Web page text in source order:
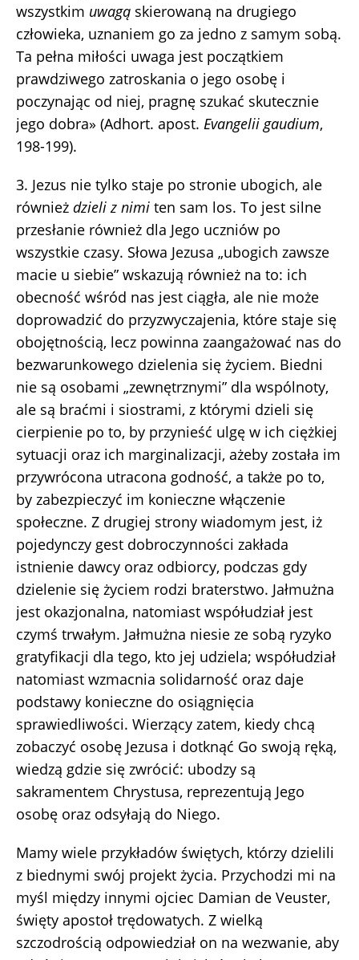
wszystkim uwagą skierowaną na drugiego
człowieka, uznaniem go za jedno z samym sobą.
Ta pełna miłości uwaga jest początkiem
prawdziwego zatroskania o jego osobę i
poczynając od niej, pragnę szukać skutecznie
jego dobra» (Adhort. apost. Evangelii gaudium,
198-199).
3. Jezus nie tylko staje po stronie ubogich, ale
również dzieli z nimi ten sam los. To jest silne
przesłanie również dla Jego uczniów po
wszystkie czasy. Słowa Jezusa „ubogich zawsze
macie u siebie” wskazują również na to: ich
obecność wśród nas jest ciągła, ale nie może
doprowadzić do przyzwyczajenia, które staje się
obojętnością, lecz powinna zaangażować nas do
bezwarunkowego dzielenia się życiem. Biedni
nie są osobami „zewnętrznymi” dla wspólnoty,
ale są braćmi i siostrami, z którymi dzieli się
cierpienie po to, by przynieść ulgę w ich ciężkiej
sytuacji oraz ich marginalizacji, ażeby została im
przywrócona utracona godność, a także po to,
by zabezpieczyć im konieczne włączenie
społeczne. Z drugiej strony wiadomym jest, iż
pojedynczy gest dobroczynności zakłada
istnienie dawcy oraz odbiorcy, podczas gdy
dzielenie się życiem rodzi braterstwo. Jałmużna
jest okazjonalna, natomiast współudział jest
czymś trwałym. Jałmużna niesie ze sobą ryzyko
gratyfikacji dla tego, kto jej udziela; współudział
natomiast wzmacnia solidarność oraz daje
podstawy konieczne do osiągnięcia
sprawiedliwości. Wierzący zatem, kiedy chcą
zobaczyć osobę Jezusa i dotknąć Go swoją ręką,
wiedzą gdzie się zwrócić: ubodzy są
sakramentem Chrystusa, reprezentują Jego
osobę oraz odsyłają do Niego.
Mamy wiele przykładów świętych, którzy dzielili
z biednymi swój projekt życia. Przychodzi mi na
myśl między innymi ojciec Damian de Veuster,
święty apostoł trędowatych. Z wielką
szczodrością odpowiedział on na wezwanie, aby